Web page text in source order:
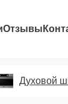
Отзывы
Духовой